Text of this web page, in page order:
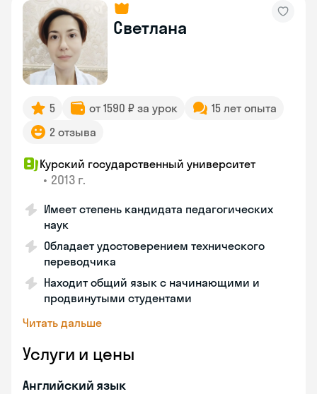
Светлана
5 от 1590 ₽ за урок
15 лет опыта
2 отзыва
Курский государственный университет
• 2013 г.
Имеет степень кандидата педагогических
наук
Обладает удостоверением технического
переводчика
Находит общий язык с начинающими и
продвинутыми студентами
Читать дальше
Услуги и цены
Английский язык